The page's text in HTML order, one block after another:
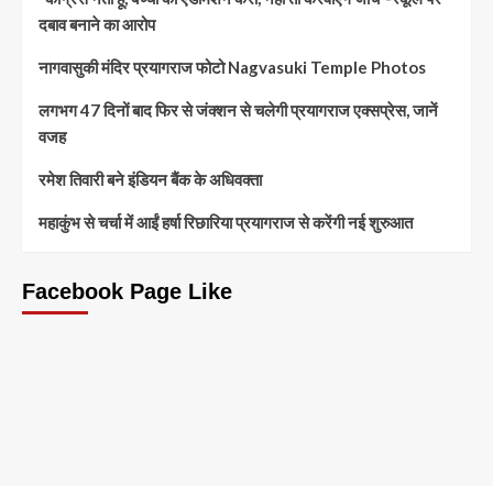
दबाव बनाने का आरोप
नागवासुकी मंदिर प्रयागराज फोटो Nagvasuki Temple Photos
लगभग 47 दिनों बाद फिर से जंक्शन से चलेगी प्रयागराज एक्सप्रेस, जानें
वजह
रमेश तिवारी बने इंडियन बैंक के अधिवक्ता
महाकुंभ से चर्चा में आईं हर्षा रिछारिया प्रयागराज से करेंगी नई शुरुआत
Facebook Page Like